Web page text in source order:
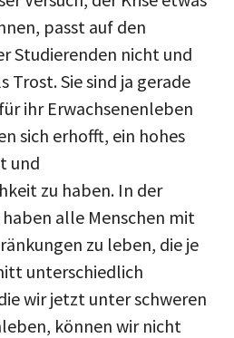
passt auf den
Studierenden nicht und
Trost. Sie sind ja gerade
ihr Erwachsenenleben
sich erhofft, ein hohes
und
zu haben. In der
alle Menschen mit
zu leben, die je
unterschiedlich
wir jetzt unter schweren
können wir nicht